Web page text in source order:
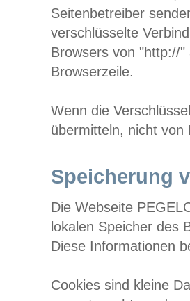
Seitenbetreiber
verschlüsselte
Browsers von "http://
Browserzeile.
Wenn die
übermitteln, nicht von
Speicherung
Die Webseite
lokalen Speicher des
Diese Informationen
Cookies sind kleine